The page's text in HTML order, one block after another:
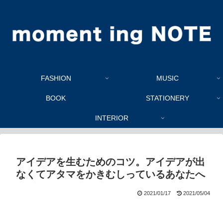
FASHION MUSIC
BOOK STATIONERY
INTERIOR
アイデアを生むためのコツ。アイデアが出
なくてアタマをかきむしっているあなたへ
2021/01/17 2021/05/04